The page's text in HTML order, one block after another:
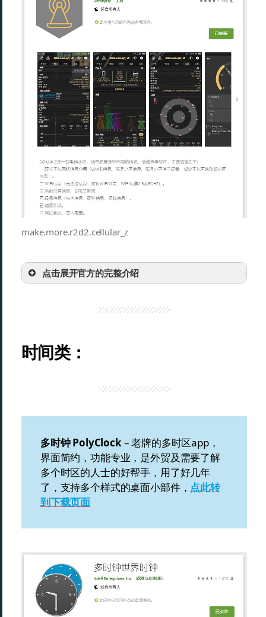
make.more.r2d2.cellular_z
点击展开官方的完整介绍
时间类：
多时钟 PolyClock– 老牌的多时区app，
界面简约，功能专业，是外贸及需要了解
多个时区的人士的好帮手，用了好几年
了，支持多个样式的桌面小部件， 点此转
到下载页面